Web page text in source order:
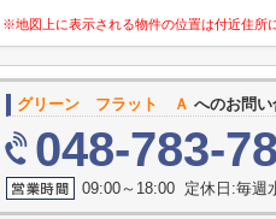
※地図上に表示される物件の位置は付近住所
グリーン フラット Ａ へのお問
048-783-
09:00～18:00 定休日:毎週